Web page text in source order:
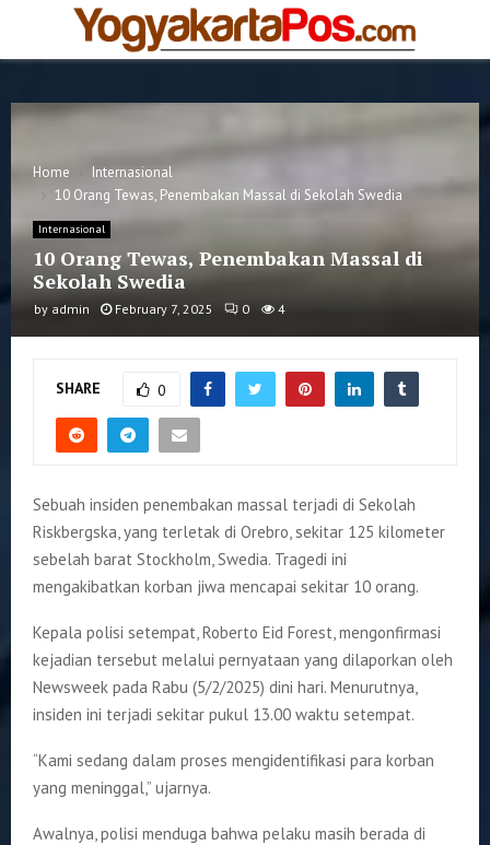
PRIMARY
Home
Internasional
10 Orang Tewas, Penembakan Massal di Sekolah Swedia
Internasional
10 Orang Tewas, Penembakan Massal di
Sekolah Swedia
by admin February 7, 2025 0 4
SHARE 0
Sebuah insiden penembakan massal terjadi di Sekolah
Riskbergska, yang terletak di Orebro, sekitar 125 kilometer
sebelah barat Stockholm, Swedia. Tragedi ini
mengakibatkan korban jiwa mencapai sekitar 10 orang.
Kepala polisi setempat, Roberto Eid Forest, mengonfirmasi
kejadian tersebut melalui pernyataan yang dilaporkan oleh
Newsweek pada Rabu (5/2/2025) dini hari. Menurutnya,
insiden ini terjadi sekitar pukul 13.00 waktu setempat.
“Kami sedang dalam proses mengidentifikasi para korban
yang meninggal,” ujarnya.
Awalnya, polisi menduga bahwa pelaku masih berada di